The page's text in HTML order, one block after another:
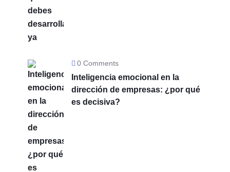
0 Comments
Inteligencia emocional en la
dirección de empresas: ¿por qué
es decisiva?